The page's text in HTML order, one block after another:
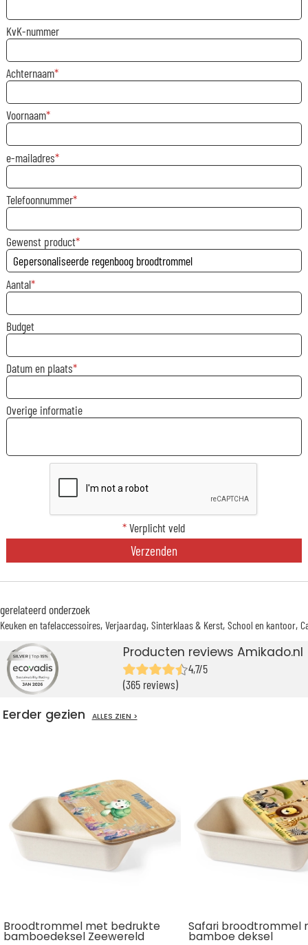
KvK-nummer
Achternaam
Voornaam
e-mailadres
Telefoonnummer
Gewenst product
Aantal
Budget
Datum en plaats
Overige informatie
*Verplicht veld
Verzenden
gerelateerd onderzoek
Keuken en tafelaccessoires Verjaardag Sinterklaas & Kerst School en kantoor
Producten reviews Amikado.nl
4,7/5
(365 reviews)
Eerder gezien ALLES ZIEN >
Broodtrommel met bedrukte
bamboedeksel Zeewereld
Safari broodtrommel
bamboe deksel